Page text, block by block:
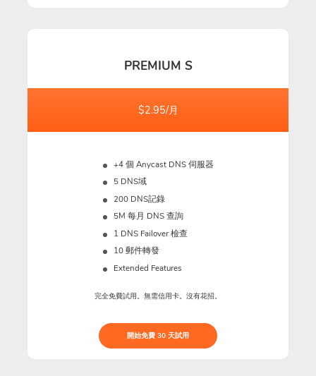
PREMIUM S
$2.95/月
+4 個 Anycast DNS 伺服器
5 DNS域
200 DNS記錄
5M 每月 DNS 查詢
1 DNS Failover 檢查
10 郵件轉發
Extended Features
完全免費試用。無需信用卡。沒有花招。
開始免費 30 天試用